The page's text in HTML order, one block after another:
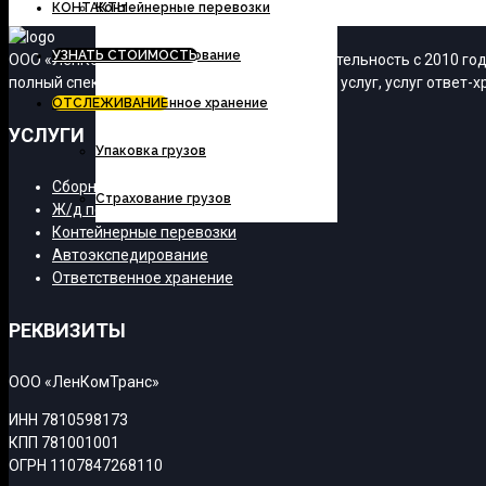
Контейнерные перевозки
Автоэкспедирование
Ответственное хранение
Упаковка грузов
Страхование грузов
КОНТАКТЫ
УЗНАТЬ СТОИМОСТЬ
ОТСЛЕЖИВАНИЕ
ООО «ЛенКомТранс» осуществляет свою деятельность с 2010
полный спектр транспортно-экспедиционных услуг, услуг ответ-
УСЛУГИ
Сборные грузы
Ж/д перевозки
Контейнерные перевозки
Автоэкспедирование
Ответственное хранение
РЕКВИЗИТЫ
ООО «ЛенКомТранс»
ИНН 7810598173
КПП 781001001
ОГРН 1107847268110